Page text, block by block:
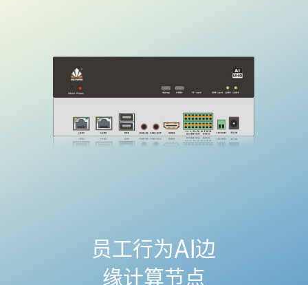
员工行为AI边
缘计算节点